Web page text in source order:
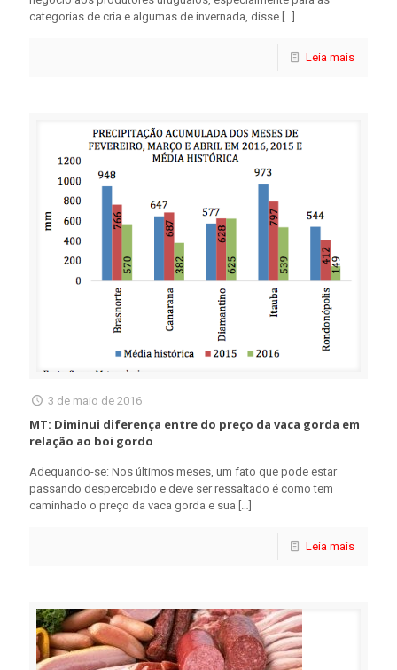
categorias de cria e algumas de invernada, disse
Leia mais
3 de maio de 2016
MT: Diminui diferença entre do preço da vaca gorda em
relação ao boi gordo
Adequando-se: Nos últimos meses, um fato que pode estar
passando despercebido e deve ser ressaltado é como tem
caminhado o preço da vaca gorda e sua […]
Leia mais